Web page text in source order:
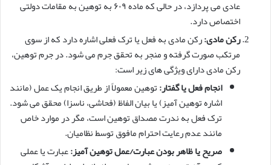
عادی می پردازد، در حالی که ماده ۶۰۹ به توهین به مقامات دولتی
اختصاص دارد.
رکن مادی:رکن مادی به فعل یا ترک فعلی اشاره دارد که از سوی
مرتکب صورت گرفته و منجر به تحقق جرم می شود. در جرم توهین،
رکن مادی دارای ویژگی های زیر است:
انجام فعل یا گفتار:توهین معمولاً از طریق انجام یک عمل (مانند
اشاره توهین آمیز) یا بیان الفاظ (فحاشی، ناسزا) محقق می شود.
ترک فعل به ندرت مصداق توهین است، مگر در موارد خاص
مانند عدم رعایت احترام مافوق توسط نظامیان.
صریح یا ظاهر بودن عبارت/عمل توهین آمیز:عبارت یا عملی